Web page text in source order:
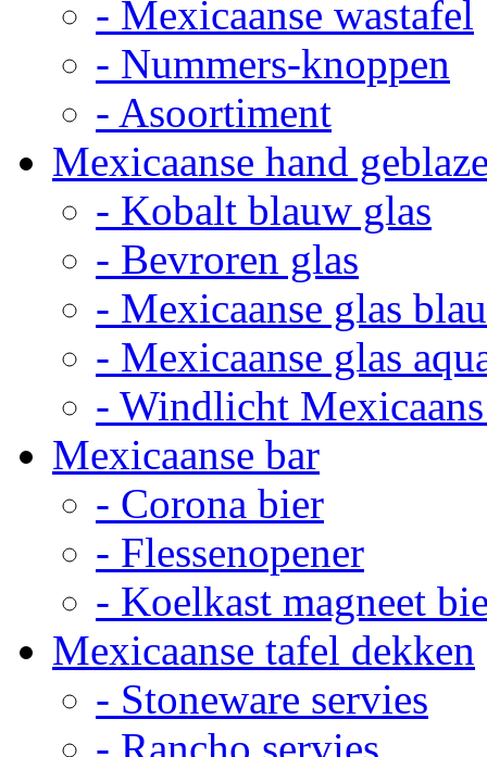
- Mexicaanse wastafel
- Nummers-knoppen
- Asoortiment
Mexicaanse hand
- Kobalt blauw glas
- Bevroren glas
- Mexicaanse glas
- Mexicaanse glas
- Windlicht
Mexicaanse bar
- Corona bier
- Flessenopener
- Koelkast magneet
Mexicaanse tafel dekken
- Stoneware servies
- Rancho servies